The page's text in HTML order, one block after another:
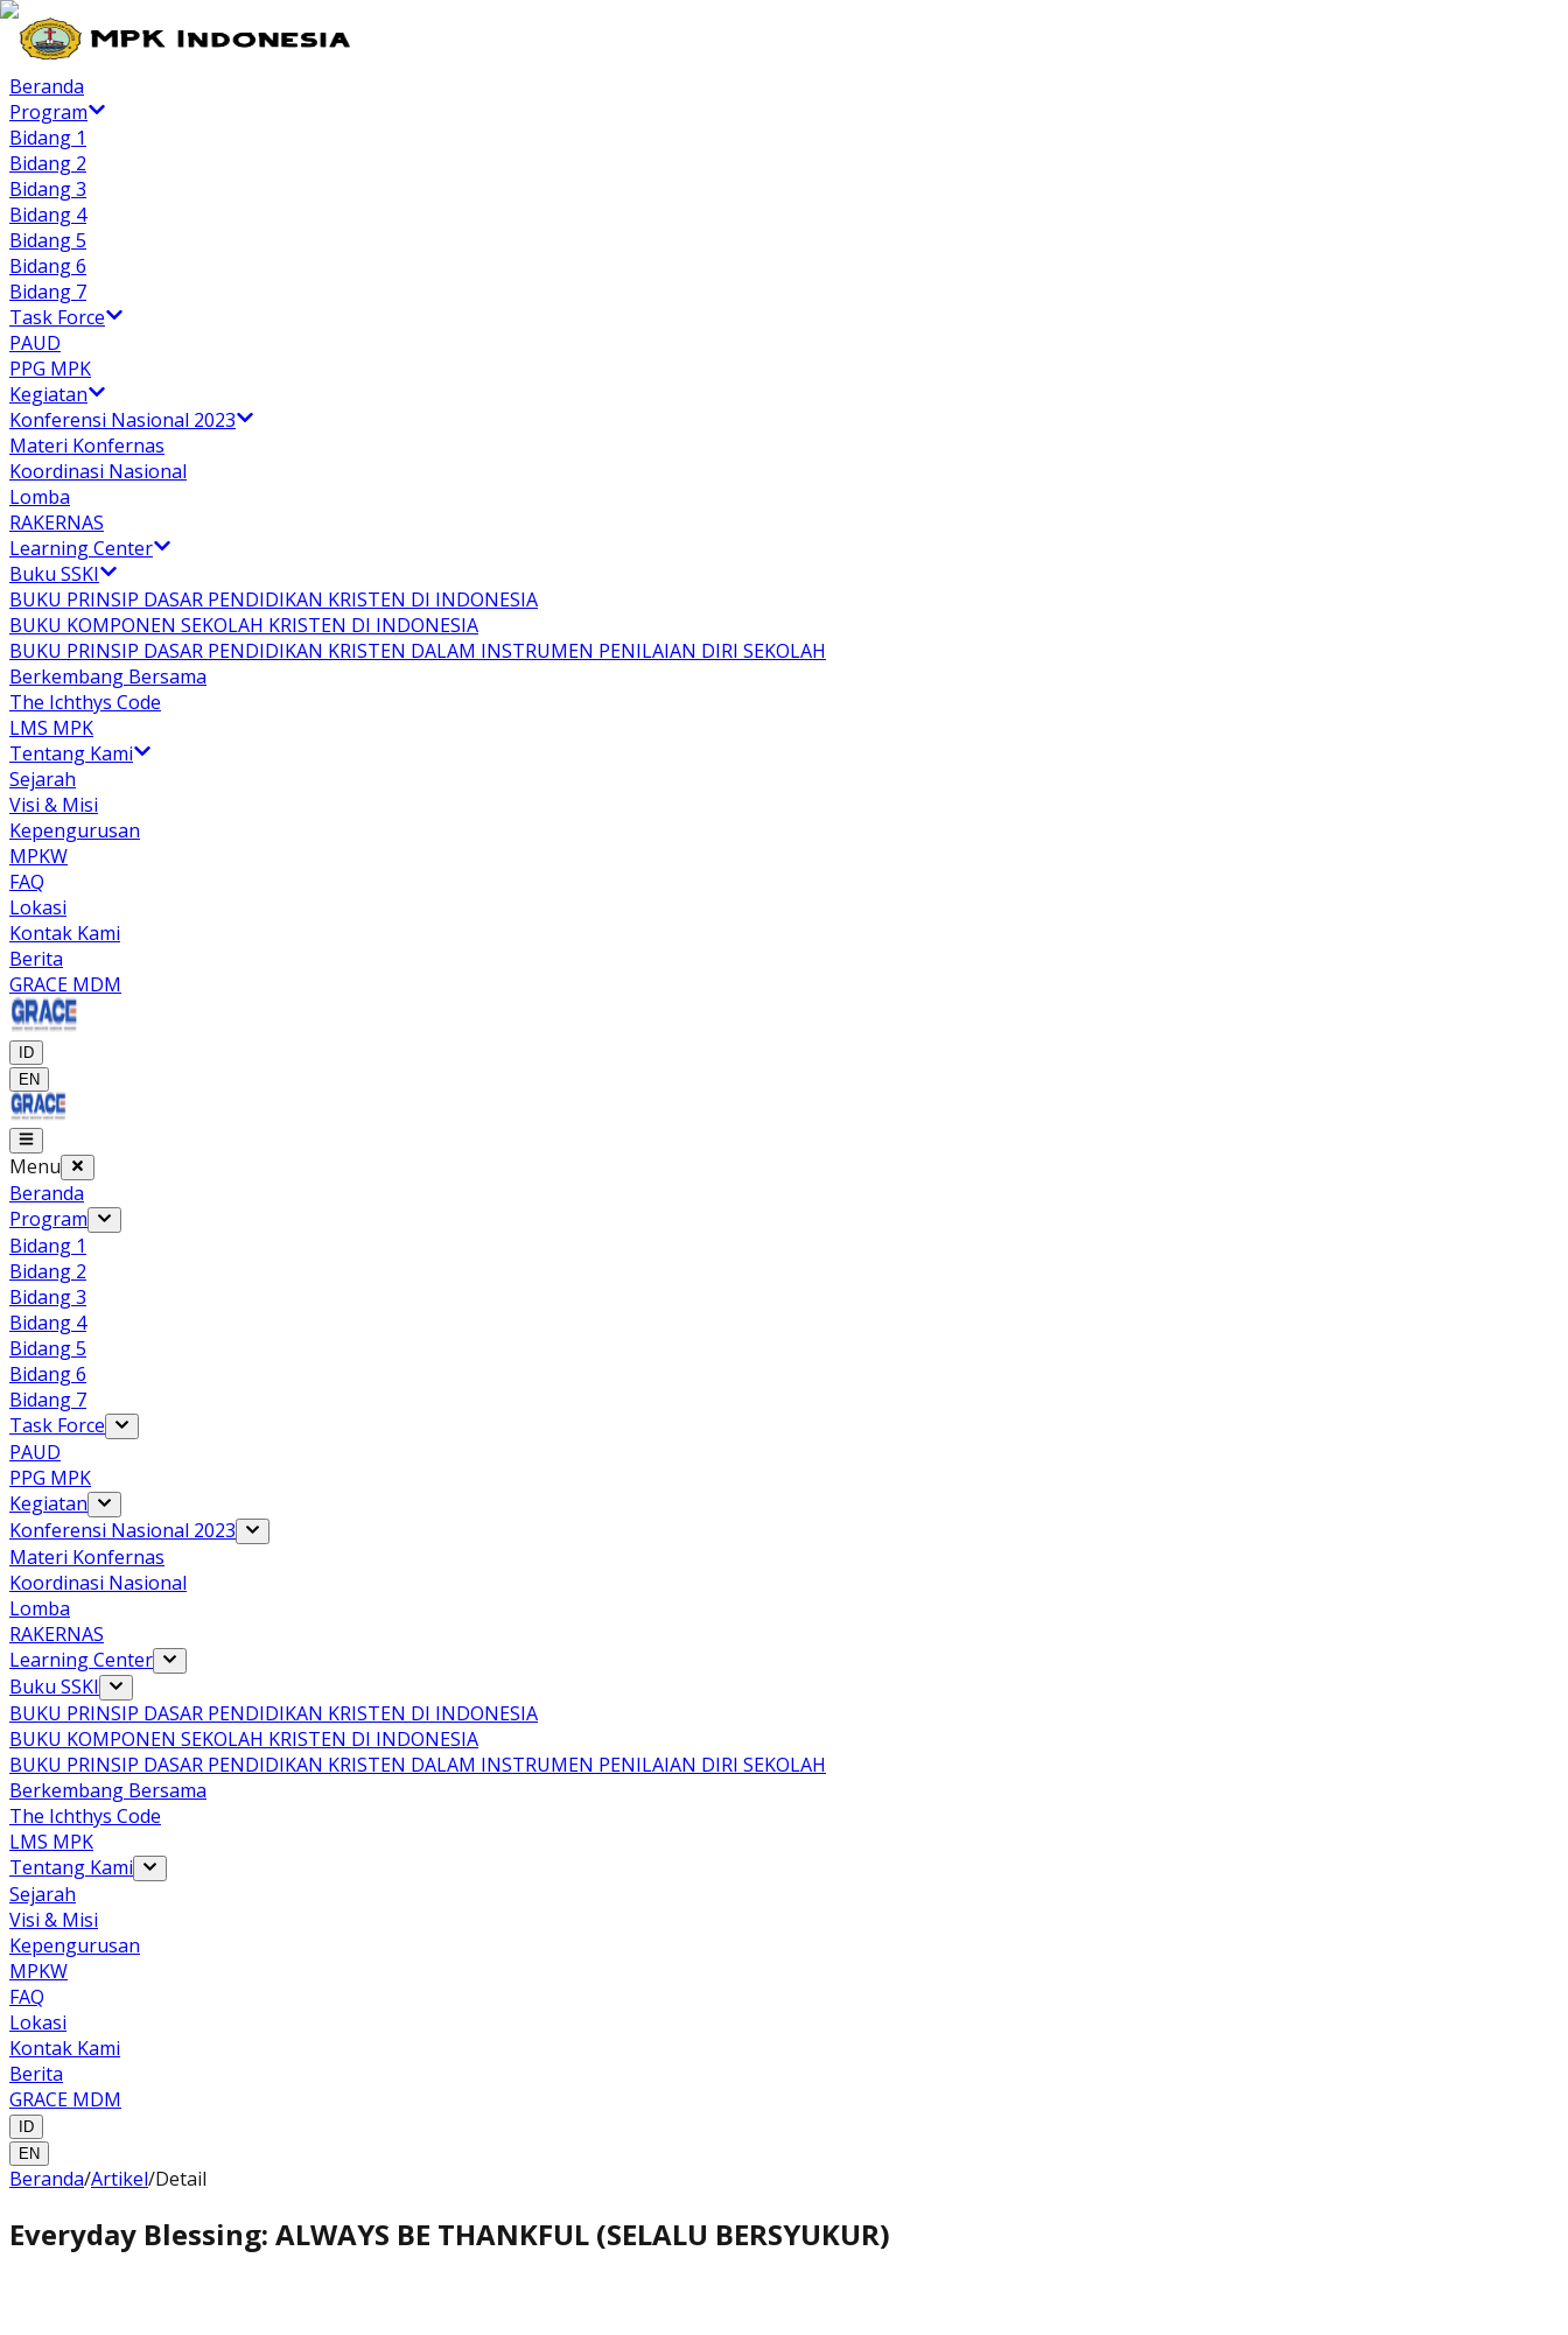
Beranda
Program
Bidang 1
Bidang 2
Bidang 3
Bidang 4
Bidang 5
Bidang 6
Bidang 7
Task Force
PAUD
PPG MPK
Kegiatan
Konferensi Nasional 2023
Materi Konfernas
Koordinasi Nasional
Lomba
RAKERNAS
Learning Center
Buku SSKI
BUKU PRINSIP DASAR PENDIDIKAN KRISTEN DI INDONESIA
BUKU KOMPONEN SEKOLAH KRISTEN DI INDONESIA
BUKU PRINSIP DASAR PENDIDIKAN KRISTEN DALAM INSTRUMEN PENILAIAN DIRI SEKOLAH
Berkembang Bersama
The Ichthys Code
LMS MPK
Tentang Kami
Sejarah
Visi & Misi
Kepengurusan
MPKW
FAQ
Lokasi
Kontak Kami
Berita
GRACE MDM
ID
EN
Menu
Beranda
Program
Bidang 1
Bidang 2
Bidang 3
Bidang 4
Bidang 5
Bidang 6
Bidang 7
Task Force
PAUD
PPG MPK
Kegiatan
Konferensi Nasional 2023
Materi Konfernas
Koordinasi Nasional
Lomba
RAKERNAS
Learning Center
Buku SSKI
BUKU PRINSIP DASAR PENDIDIKAN KRISTEN DI INDONESIA
BUKU KOMPONEN SEKOLAH KRISTEN DI INDONESIA
BUKU PRINSIP DASAR PENDIDIKAN KRISTEN DALAM INSTRUMEN PENILAIAN DIRI SEKOLAH
Berkembang Bersama
The Ichthys Code
LMS MPK
Tentang Kami
Sejarah
Visi & Misi
Kepengurusan
MPKW
FAQ
Lokasi
Kontak Kami
Berita
GRACE MDM
ID
EN
Beranda/Artikel/Detail
Everyday Blessing: ALWAYS BE THANKFUL (SELALU BERSYUKUR)